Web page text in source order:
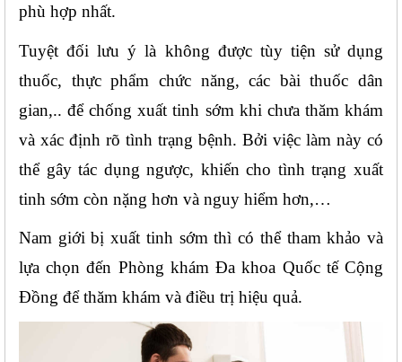
phù hợp nhất.
Tuyệt đối lưu ý là không được tùy tiện sử dụng
thuốc, thực phẩm chức năng, các bài thuốc dân
gian,.. để chống xuất tinh sớm khi chưa thăm khám
và xác định rõ tình trạng bệnh. Bởi việc làm này có
thể gây tác dụng ngược, khiến cho tình trạng xuất
tinh sớm còn nặng hơn và nguy hiểm hơn,…
Nam giới bị xuất tinh sớm thì có thể tham khảo và
lựa chọn đến Phòng khám Đa khoa Quốc tế Cộng
Đồng để thăm khám và điều trị hiệu quả.